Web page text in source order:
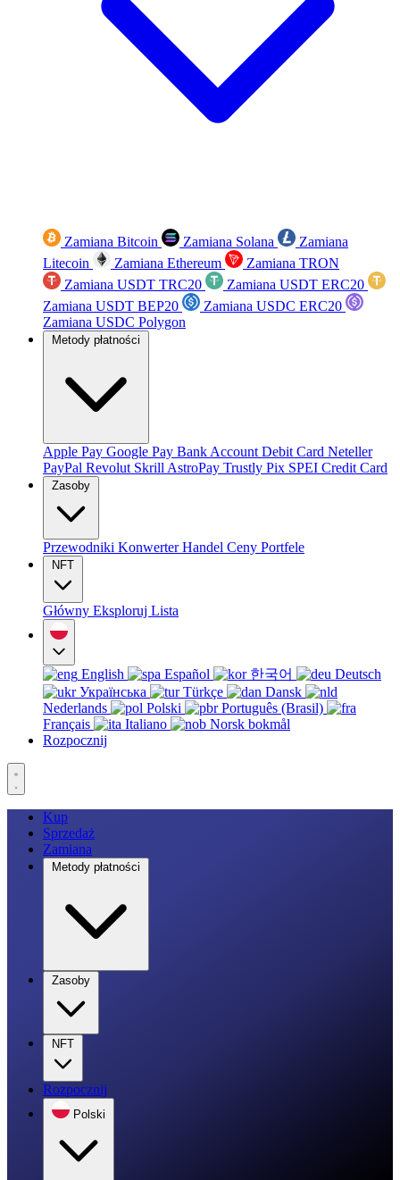
Zamiana Bitcoin Zamiana Solana
Zamiana
Litecoin
Zamiana Ethereum
Zamiana TRON
Zamiana USDT TRC20
Zamiana USDT ERC20
Zamiana USDT BEP20
Zamiana USDC ERC20
Zamiana USDC Polygon
Metody płatności
Apple Pay Google Pay Bank Account Debit Card Neteller
PayPal Revolut Skrill AstroPay Trustly Pix SPEI Credit Card
Zasoby
Przewodniki KonwerterHandel Ceny Portfele
NFT
Główny Eksploruj Lista
English Español 한국어
Deutsch
Українська
Türkçe
Dansk
Nederlands
Polski
Português (Brasil)
Français
Italiano
Norsk bokmål
Rozpocznij
Kup
Sprzedaż
Zamiana
Metody płatności
Zasoby
NFT
Rozpocznij
Polski